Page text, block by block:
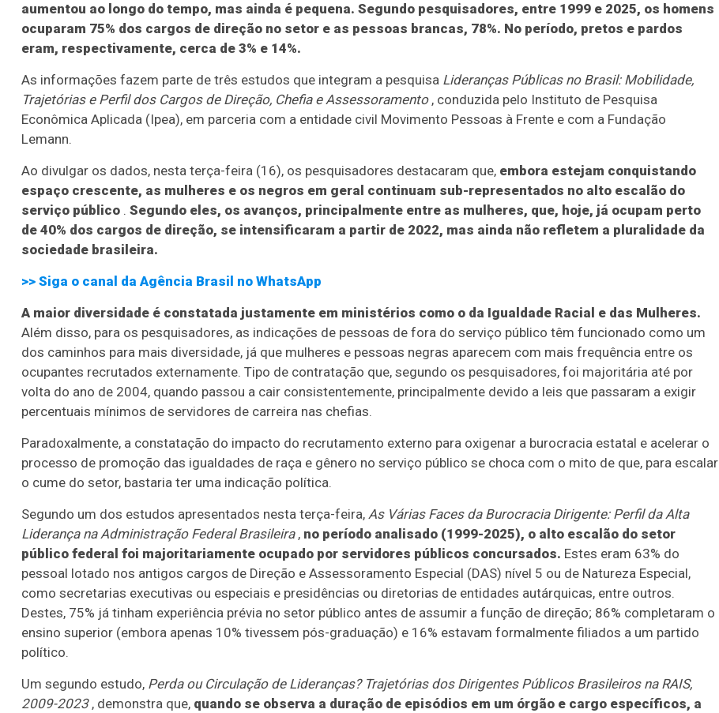
aumentou ao longo do tempo, mas ainda é pequena. Segundo pesquisadores, entre 1999 e 2025, os homens
ocuparam 75% dos cargos de direção no setor e as pessoas brancas, 78%. No período, pretos e pardos
eram, respectivamente, cerca de 3% e 14%.
As informações fazem parte de três estudos que integram a pesquisa Lideranças Públicas no Brasil: Mobilidade,
Trajetórias e Perfil dos Cargos de Direção, Chefia e Assessoramento, conduzida pelo Instituto de Pesquisa
Econômica Aplicada (Ipea), em parceria com a entidade civil Movimento Pessoas à Frente e com a Fundação
Lemann.
Ao divulgar os dados, nesta terça-feira (16), os pesquisadores destacaram que, embora estejam conquistando
espaço crescente, as mulheres e os negros em geral continuam sub-representados no alto escalão do
serviço público . Segundo eles, os avanços, principalmente entre as mulheres, que, hoje, já ocupam perto
de 40% dos cargos de direção, se intensificaram a partir de 2022, mas ainda não refletem a pluralidade da
sociedade brasileira.
>> Siga o canal da Agência Brasil no WhatsApp
A maior diversidade é constatada justamente em ministérios como o da Igualdade Racial e das Mulheres.
Além disso, para os pesquisadores, as indicações de pessoas de fora do serviço público têm funcionado como um
dos caminhos para mais diversidade, já que mulheres e pessoas negras aparecem com mais frequência entre os
ocupantes recrutados externamente. Tipo de contratação que, segundo os pesquisadores, foi majoritária até por
volta do ano de 2004, quando passou a cair consistentemente, principalmente devido a leis que passaram a exigir
percentuais mínimos de servidores de carreira nas chefias.
Paradoxalmente, a constatação do impacto do recrutamento externo para oxigenar a burocracia estatal e acelerar o
processo de promoção das igualdades de raça e gênero no serviço público se choca com o mito de que, para escalar
o cume do setor, bastaria ter uma indicação política.
Segundo um dos estudos apresentados nesta terça-feira, As Várias Faces da Burocracia Dirigente: Perfil da Alta
Liderança na Administração Federal Brasileira, no período analisado (1999-2025), o alto escalão do setor
público federal foi majoritariamente ocupado por servidores públicos concursados. Estes eram 63% do
pessoal lotado nos antigos cargos de Direção e Assessoramento Especial (DAS) nível 5 ou de Natureza Especial,
como secretarias executivas ou especiais e presidências ou diretorias de entidades autárquicas, entre outros.
Destes, 75% já tinham experiência prévia no setor público antes de assumir a função de direção; 86% completaram o
ensino superior (embora apenas 10% tivessem pós-graduação) e 16% estavam formalmente filiados a um partido
político.
Um segundo estudo, Perda ou Circulação de Lideranças? Trajetórias dos Dirigentes Públicos Brasileiros na RAIS,
2009-2023, demonstra que, quando se observa a duração de episódios em um órgão e cargo específicos, a